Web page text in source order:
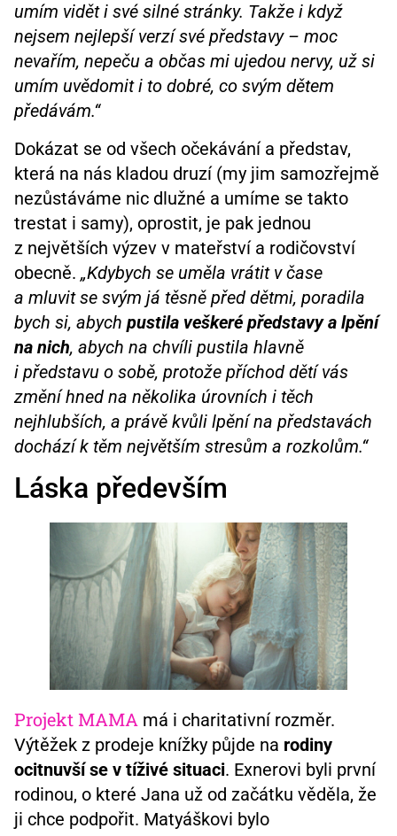
umím vidět i své silné stránky. Takže i když
nejsem nejlepší verzí své představy – moc
nevařím, nepeču a občas mi ujedou nervy, už si
umím uvědomit i to dobré, co svým dětem
předávám.“
Dokázat se od všech očekávání a představ,
která na nás kladou druzí (my jim samozřejmě
nezůstáváme nic dlužné a umíme se takto
trestat i samy), oprostit, je pak jednou
z největších výzev v mateřství a rodičovství
obecně. „Kdybych se uměla vrátit v čase
a mluvit se svým já těsně před dětmi, poradila
bych si, abych pustila veškeré představy a lpění
na nich, abych na chvíli pustila hlavně
i představu o sobě, protože příchod dětí vás
změní hned na několika úrovních i těch
nejhlubších, a právě kvůli lpění na představách
dochází k těm největším stresům a rozkolům.“
Láska především
Projekt MAMA má i charitativní rozměr.
Výtěžek z prodeje knížky půjde na rodiny
ocitnuvší se v tíživé situaci. Exnerovi byli první
rodinou, o které Jana už od začátku věděla, že
ji chce podpořit. Matyáškovi bylo